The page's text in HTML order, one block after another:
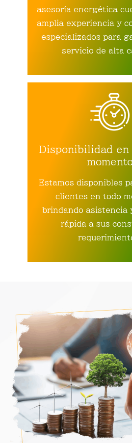
asesoría energética
amplia experiencia y
especializados para
servicio de alta
Disponibilidad
Estamos disponibles
clientes en todo
brindando asistencia
rápida a sus